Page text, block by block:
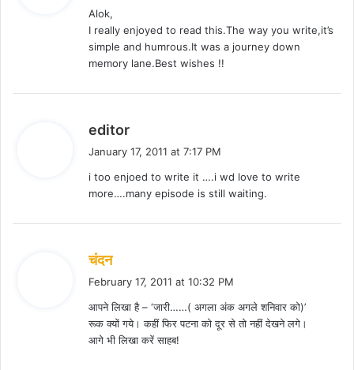
:
Alok,
I really enjoyed to read this.The way you write,it’s
simple and humrous.It was a journey down
memory lane.Best wishes !!
editor
s
:
January 17, 2011 at 7:17 PM
i too enjoed to write it ….i wd love to write
more….many episode is still waiting.
चंदनs
s
:
February 17, 2011 at 10:32 PM
आपने लिखा है – ‘जारी……( अगला अंक अगले शनिवार को)’
रूक क्यों गये। कहीं फिर पटना को दूर से तो नहीं देखने लगे।
आगे भी लिखा करें साहब!